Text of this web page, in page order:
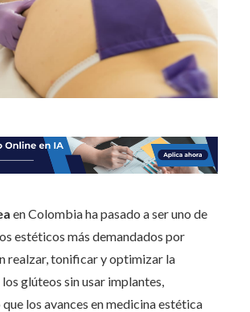
en Colombia ha pasado a ser uno de
estéticos más demandados por
realzar, tonificar y optimizar la
glúteos sin usar implantes,
los avances en medicina estética